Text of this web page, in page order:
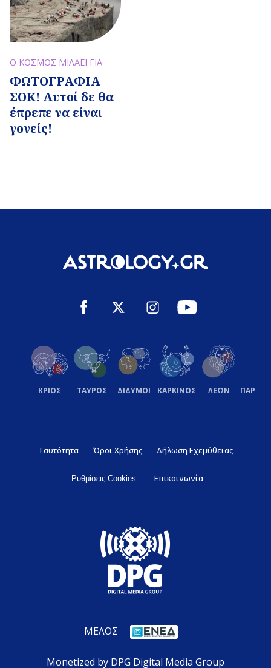
Ο ΚΟΣΜΟΣ ΜΙΛΑΕΙ ΓΙΑ
ΦΩΤΟΓΡΑΦΙΑ
ΣΟΚ! Αυτοί δε θα
έπρεπε να είναι
γονείς!
ΚΡΙΟΣ ΤΑΥΡΟΣ ΔΙΔΥΜΟΙ ΚΑΡΚΙΝΟΣ ΛΕΩΝ
Ταυτότητα Όροι Χρήσης Δήλωση Εχεμύθειας
Ρυθμίσεις Cookies Επικοινωνία
ΜΕΛΟΣ
Monetized by DPG Digital Media Group